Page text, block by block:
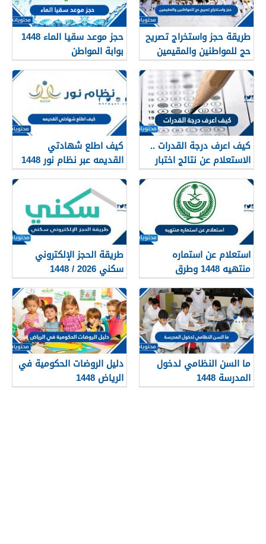
طريقة حجز واستخراج تصريح
حج للمواطنين والمقيمين
1448
حجز موعد سقيا الماء 1448
بوابة المواطن
كيف اعرف درجة القدرات ..
الاستعلام عن نتائج اختبار
القدرات 1448
كيف اطلع شهادتي
القديمه عبر نظام نور 1448
استعلام عن استماره
منتهيه 1448 وطرق
تجديدها
طريقة الحجز الإلكتروني
سكني 2026 / 1448
بالتفصيل
ما السن النظامي لدخول
المدرسة 1448
دليل الروضات الحكومية في
الرياض 1448